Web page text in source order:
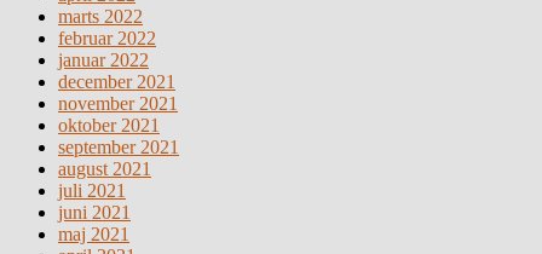
marts 2022
februar 2022
januar 2022
december 2021
november 2021
oktober 2021
september 2021
august 2021
juli 2021
juni 2021
maj 2021